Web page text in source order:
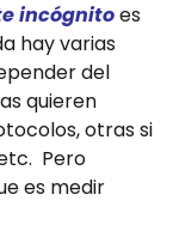
incógnitoes
hay varias
del
quieren
otras si
Pero
es medir